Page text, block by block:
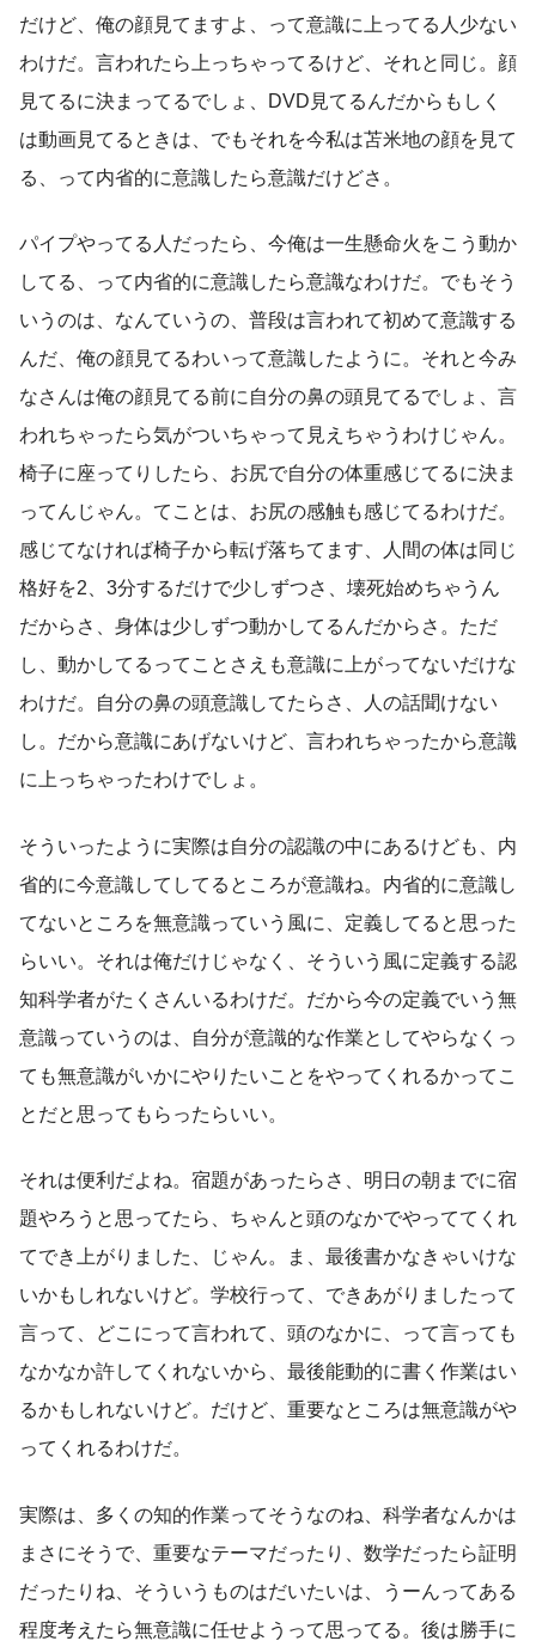
だけど、俺の顔見てますよ、って意識に上ってる人少ない
わけだ。言われたら上っちゃってるけど、それと同じ。顔
見てるに決まってるでしょ、DVD見てるんだからもしく
は動画見てるときは、でもそれを今私は苫米地の顔を見て
る、って内省的に意識したら意識だけどさ。
パイプやってる人だったら、今俺は一生懸命火をこう動か
してる、って内省的に意識したら意識なわけだ。でもそう
いうのは、なんていうの、普段は言われて初めて意識する
んだ、俺の顔見てるわいって意識したように。それと今み
なさんは俺の顔見てる前に自分の鼻の頭見てるでしょ、言
われちゃったら気がついちゃって見えちゃうわけじゃん。
椅子に座ってりしたら、お尻で自分の体重感じてるに決ま
ってんじゃん。てことは、お尻の感触も感じてるわけだ。
感じてなければ椅子から転げ落ちてます、人間の体は同じ
格好を2、3分するだけで少しずつさ、壊死始めちゃうん
だからさ、身体は少しずつ動かしてるんだからさ。ただ
し、動かしてるってことさえも意識に上がってないだけな
わけだ。自分の鼻の頭意識してたらさ、人の話聞けない
し。だから意識にあげないけど、言われちゃったから意識
に上っちゃったわけでしょ。
そういったように実際は自分の認識の中にあるけども、内
省的に今意識してしてるところが意識ね。内省的に意識し
てないところを無意識っていう風に、定義してると思った
らいい。それは俺だけじゃなく、そういう風に定義する認
知科学者がたくさんいるわけだ。だから今の定義でいう無
意識っていうのは、自分が意識的な作業としてやらなくっ
ても無意識がいかにやりたいことをやってくれるかってこ
とだと思ってもらったらいい。
それは便利だよね。宿題があったらさ、明日の朝までに宿
題やろうと思ってたら、ちゃんと頭のなかでやっててくれ
てでき上がりました、じゃん。ま、最後書かなきゃいけな
いかもしれないけど。学校行って、できあがりましたって
言って、どこにって言われて、頭のなかに、って言っても
なかなか許してくれないから、最後能動的に書く作業はい
るかもしれないけど。だけど、重要なところは無意識がや
ってくれるわけだ。
実際は、多くの知的作業ってそうなのね、科学者なんかは
まさにそうで、重要なテーマだったり、数学だったら証明
だったりね、そういうものはだいたいは、うーんってある
程度考えたら無意識に任せようって思ってる。後は勝手に